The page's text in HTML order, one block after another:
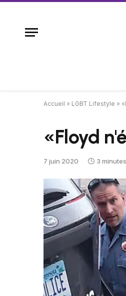
Accueil » LGBT Lifestyle »
«Floyd
7 juin 2020 3 minutes